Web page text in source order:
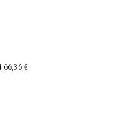
66,36 €